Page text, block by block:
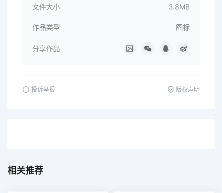
文件大小 3.8MB
作品类型 图标
分享作品
投诉举报 版权声明
相关推荐